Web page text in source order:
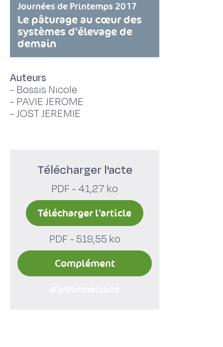
Journées de Printemps 2017
Le pâturage au cœur des
systèmes d'élevage de
demain
Auteurs
- Bossis Nicole
- PAVIE JEROME
-JOST JEREMIE
Télécharger l'acte
PDF - 41,27 ko
Télécharger l'article
PDF - 519,55 ko
Complément